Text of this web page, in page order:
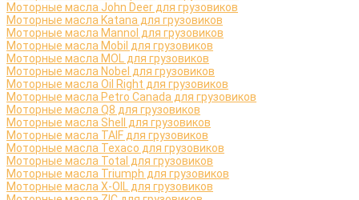
Моторные масла John Deer для грузовиков
Моторные масла Katana для грузовиков
Моторные масла Mannol для грузовиков
Моторные масла Mobil для грузовиков
Моторные масла MOL для грузовиков
Моторные масла Nobel для грузовиков
Моторные масла Oil Right для грузовиков
Моторные масла Petro Canada для грузовиков
Моторные масла Q8 для грузовиков
Моторные масла Shell для грузовиков
Моторные масла TAIF для грузовиков
Моторные масла Texaco для грузовиков
Моторные масла Total для грузовиков
Моторные масла Triumph для грузовиков
Моторные масла X-OIL для грузовиков